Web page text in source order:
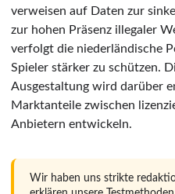
verweisen auf Daten zur
zur hohen Präsenz illegaler
verfolgt die niederländische
Spieler stärker zu schützen.
Ausgestaltung wird darüber
Marktanteile zwischen
Anbietern entwickeln.
Wir haben uns strikte